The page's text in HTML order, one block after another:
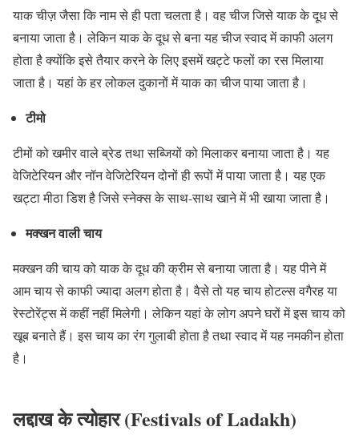
याक चीज़ जैसा कि नाम से ही पता चलता है। वह चीज जिसे याक के दूध से
बनाया जाता है। लेकिन याक के दूध से बना यह चीज स्वाद में काफी अलग
होता है क्योंकि इसे तैयार करने के लिए इसमें खट्टे फलों का रस मिलाया
जाता है। यहां के हर लोकल दुकानों में याक का चीज पाया जाता है।
टीमो
टीमों को खमीर वाले ब्रेड तथा सब्जियों को मिलाकर बनाया जाता है। यह
वेजिटेरियन और नॉन वेजिटेरियन दोनों ही रूपों में पाया जाता है। यह एक
खट्टा मीठा डिश है जिसे स्नेक्स के साथ-साथ खाने में भी खाया जाता है।
मक्खन वाली चाय
मक्खन की चाय को याक के दूध की क्रीम से बनाया जाता है। यह पीने में
आम चाय से काफी ज्यादा अलग होता है। वैसे तो यह चाय होटल्स वगैरह या
रेस्टोरेंट्स में कहीं नहीं मिलेगी। लेकिन यहां के लोग अपने घरों में इस चाय को
खूब बनाते हैं। इस चाय का रंग गुलाबी होता है तथा स्वाद में यह नमकीन होता
है।
लद्दाख के त्योहार (Festivals of Ladakh)